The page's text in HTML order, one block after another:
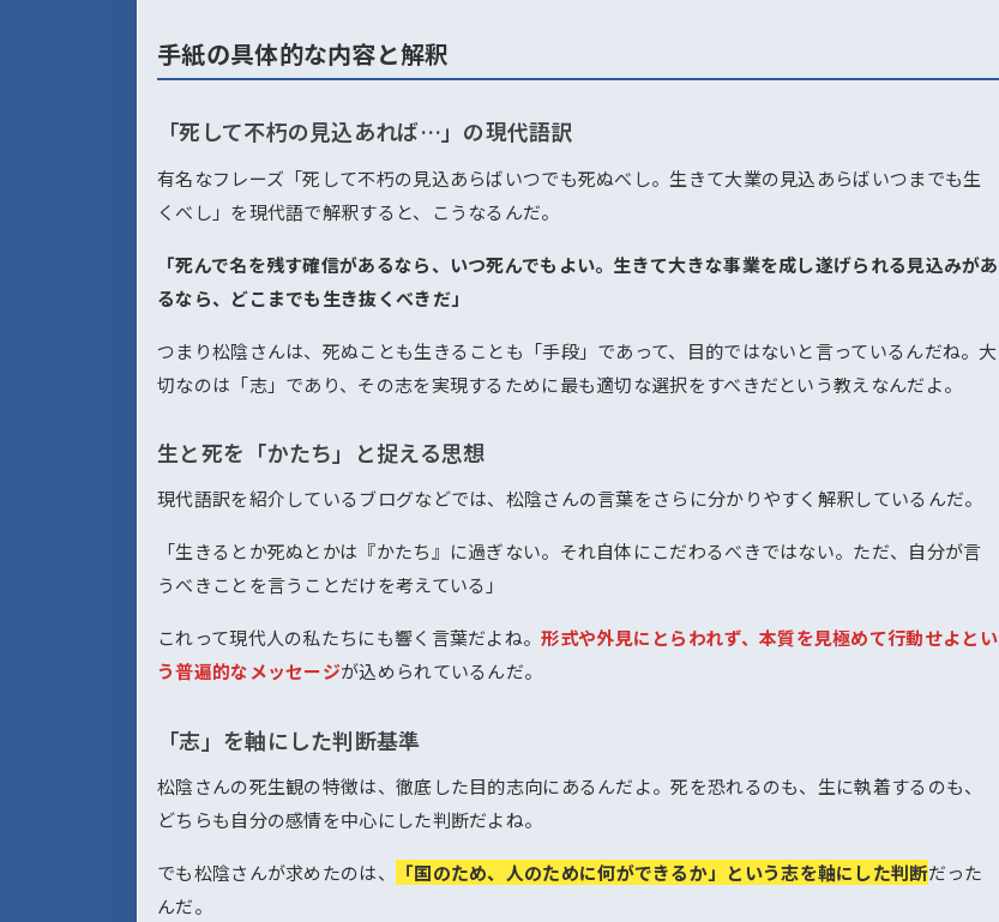
手紙の具体的な内容と解釈
「死して不朽の見込あれば…」の現代語訳
有名なフレーズ「死して不朽の見込あらばいつでも死ぬべし。生きて大業の見込あらばいつまでも生
くべし」を現代語で解釈すると、こうなるんだ。
「死んで名を残す確信があるなら、いつ死んでもよい。生きて大きな事業を成し遂げられる見込みがあ
るなら、どこまでも生き抜くべきだ」
つまり松陰さんは、死ぬことも生きることも「手段」であって、目的ではないと言っているんだね。大
切なのは「志」であり、その志を実現するために最も適切な選択をすべきだという教えなんだよ。
生と死を「かたち」と捉える思想
現代語訳を紹介しているブログなどでは、松陰さんの言葉をさらに分かりやすく解釈しているんだ。
「生きるとか死ぬとかは『かたち』に過ぎない。それ自体にこだわるべきではない。ただ、自分が言
うべきことを言うことだけを考えている」
これって現代人の私たちにも響く言葉だよね。形式や外見にとらわれず、本質を見極めて行動せよとい
う普遍的なメッセージが込められているんだ。
「志」を軸にした判断基準
松陰さんの死生観の特徴は、徹底した目的志向にあるんだよ。死を恐れるのも、生に執着するのも、
どちらも自分の感情を中心にした判断だよね。
でも松陰さんが求めたのは、 「国のため、人のために何ができるか」という志を軸にした判断だった
んだ。